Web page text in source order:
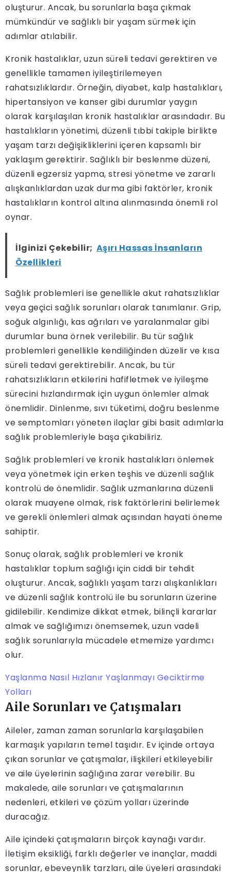
oluşturur. Ancak, bu sorunlarla başa çıkmak
mümkündür ve sağlıklı bir yaşam sürmek için
adımlar atılabilir.
Kronik hastalıklar, uzun süreli tedavi gerektiren ve
genellikle tamamen iyileştirilemeyen
rahatsızlıklardır. Örneğin, diyabet, kalp hastalıkları,
hipertansiyon ve kanser gibi durumlar yaygın
olarak karşılaşılan kronik hastalıklar arasındadır. Bu
hastalıkların yönetimi, düzenli tıbbi takiple birlikte
yaşam tarzı değişikliklerini içeren kapsamlı bir
yaklaşım gerektirir. Sağlıklı bir beslenme düzeni,
düzenli egzersiz yapma, stresi yönetme ve zararlı
alışkanlıklardan uzak durma gibi faktörler, kronik
hastalıkların kontrol altına alınmasında önemli rol
oynar.
İlginizi Çekebilir; Aşırı Hassas İnsanların
Özellikleri
Sağlık problemleri ise genellikle akut rahatsızlıklar
veya geçici sağlık sorunları olarak tanımlanır. Grip,
soğuk algınlığı, kas ağrıları ve yaralanmalar gibi
durumlar buna örnek verilebilir. Bu tür sağlık
problemleri genellikle kendiliğinden düzelir ve kısa
süreli tedavi gerektirebilir. Ancak, bu tür
rahatsızlıkların etkilerini hafifletmek ve iyileşme
sürecini hızlandırmak için uygun önlemler almak
önemlidir. Dinlenme, sıvı tüketimi, doğru beslenme
ve semptomları yöneten ilaçlar gibi basit adımlarla
sağlık problemleriyle başa çıkabiliriz.
Sağlık problemleri ve kronik hastalıkları önlemek
veya yönetmek için erken teşhis ve düzenli sağlık
kontrolü de önemlidir. Sağlık uzmanlarına düzenli
olarak muayene olmak, risk faktörlerini belirlemek
ve gerekli önlemleri almak açısından hayati öneme
sahiptir.
Sonuç olarak, sağlık problemleri ve kronik
hastalıklar toplum sağlığı için ciddi bir tehdit
oluşturur. Ancak, sağlıklı yaşam tarzı alışkanlıkları
ve düzenli sağlık kontrolü ile bu sorunların üzerine
gidilebilir. Kendimize dikkat etmek, bilinçli kararlar
almak ve sağlığımızı önemsemek, uzun vadeli
sağlık sorunlarıyla mücadele etmemize yardımcı
olur.
Yaşlanma Nasıl Hızlanır Yaşlanmayı Geciktirme
Yolları
Aile Sorunları ve Çatışmaları
Aileler, zaman zaman sorunlarla karşılaşabilen
karmaşık yapıların temel taşıdır. Ev içinde ortaya
çıkan sorunlar ve çatışmalar, ilişkileri etkileyebilir
ve aile üyelerinin sağlığına zarar verebilir. Bu
makalede, aile sorunları ve çatışmalarının
nedenleri, etkileri ve çözüm yolları üzerinde
duracağız.
Aile içindeki çatışmaların birçok kaynağı vardır.
İletişim eksikliği, farklı değerler ve inançlar, maddi
sorunlar, ebeveynlik tarzları, aile üyeleri arasındaki